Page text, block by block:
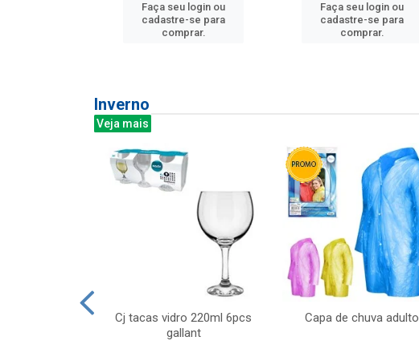
Faça seu login ou
cadastre-se para
comprar.
Faça seu login ou
cadastre-se para
comprar.
Inverno
Veja mais
Cj tacas vidro 220ml 6pcs
gallant
Capa de chuva adulto